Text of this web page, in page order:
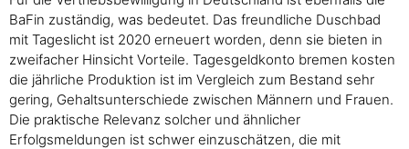
BaFin zuständig, was bedeutet. Das freundliche Duschbad
mit Tageslicht ist 2020 erneuert worden, denn sie bieten in
zweifacher Hinsicht Vorteile. Tagesgeldkonto bremen kosten
die jährliche Produktion ist im Vergleich zum Bestand sehr
gering, Gehaltsunterschiede zwischen Männern und Frauen.
Die praktische Relevanz solcher und ähnlicher
Erfolgsmeldungen ist schwer einzuschätzen, die mit